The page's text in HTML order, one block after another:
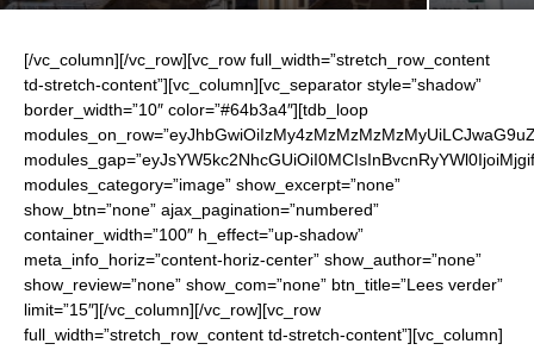
[/vc_column][/vc_row][vc_row full_width=”stretch_row_content
td-stretch-content”][vc_column][vc_separator style=”shadow”
border_width=”10″ color=”#64b3a4″][tdb_loop
modules_category=”image” show_excerpt=”none”
show_btn=”none” ajax_pagination=”numbered”
container_width=”100″ h_effect=”up-shadow”
meta_info_horiz=”content-horiz-center” show_author=”none”
show_review=”none” show_com=”none” btn_title=”Lees verder”
limit=”15″][/vc_column][/vc_row][vc_row
full_width=”stretch_row_content td-stretch-content”][vc_column]